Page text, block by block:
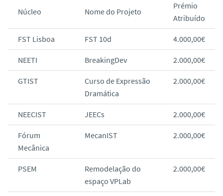
Núcleo Nome do Projeto
Prémio
Atribuído
FST Lisboa FST 10d 4.000,00€
NEETI BreakingDev 2.000,00€
GTIST
Curso de Expressão
Dramática
2.000,00€
NEECIST JEECs 2.000,00€
Fórum
Mecânica
MecanIST 2.000,00€
PSEM
Remodelação do
espaço VPLab
2.000,00€